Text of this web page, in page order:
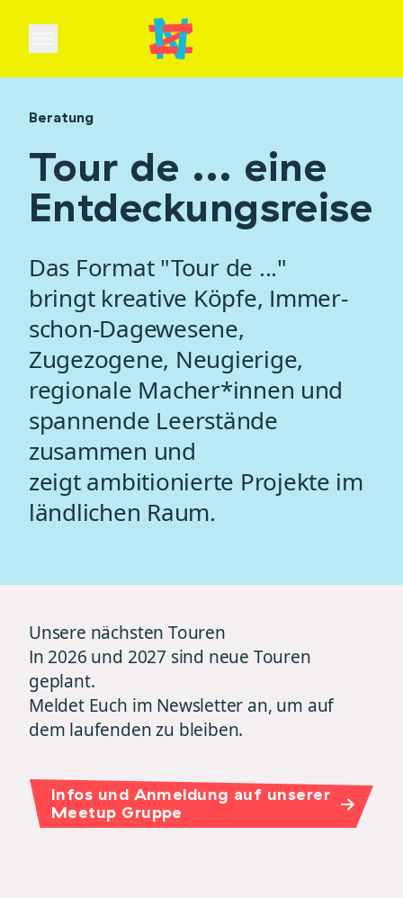
Open main menu
Beratung
Tour de ... eine
Entdeckungsreise
Das Format "Tour de ..."
bringt kreative Köpfe, Immer-
schon-Dagewesene,
Zugezogene, Neugierige,
regionale Macher*innen und
spannende Leerstände
zusammen und
zeigt ambitionierte Projekte im
ländlichen Raum.
Unsere nächsten Touren
In 2026 und 2027 sind neue Touren
geplant.
Meldet Euch im Newsletter an, um auf
dem laufenden zu bleiben.
Infos und Anmeldung auf unserer
Meetup Gruppe